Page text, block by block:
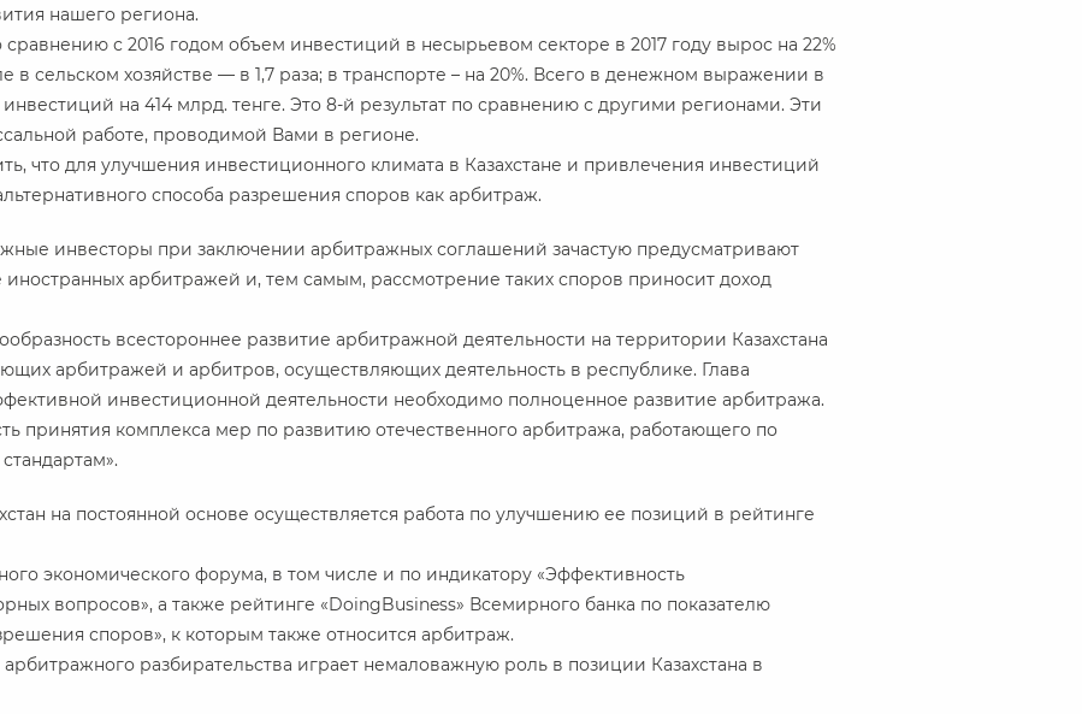
нашего региона.
с 2016 годом объем инвестиций в несырьевом секторе в 2017 году вырос на 22%
в сельском хозяйстве — в 1,7 раза; в транспорте – на 20%. Всего в денежном выражении в
на 414 млрд. тенге. Это 8-й результат по сравнению с другими регионами. Эти
работе, проводимой Вами в регионе.
что для улучшения инвестиционного климата в Казахстане и привлечения инвестиций
способа разрешения споров как арбитраж.
инвесторы при заключении арбитражных соглашений зачастую предусматривают
арбитражей и, тем самым, рассмотрение таких споров приносит доход
всестороннее развитие арбитражной деятельности на территории Казахстана
арбитражей и арбитров, осуществляющих деятельность в республике. Глава
инвестиционной деятельности необходимо полноценное развитие арбитража.
принятия комплекса мер по развитию отечественного арбитража, работающего по
на постоянной основе осуществляется работа по улучшению ее позиций в рейтинге
экономического форума, в том числе и по индикатору «Эффективность
вопросов», а также рейтинге «DoingBusiness» Всемирного банка по показателю
споров», к которым также относится арбитраж.
разбирательства играет немаловажную роль в позиции Казахстана в